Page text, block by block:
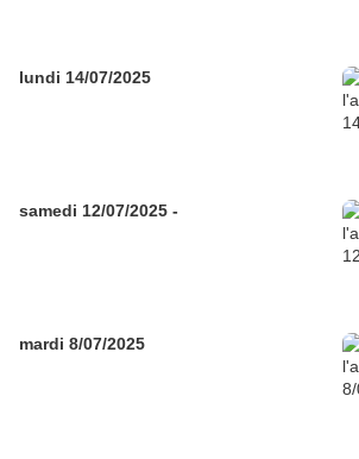
lundi 14/07/2025
samedi 12/07/2025 -
mardi 8/07/2025